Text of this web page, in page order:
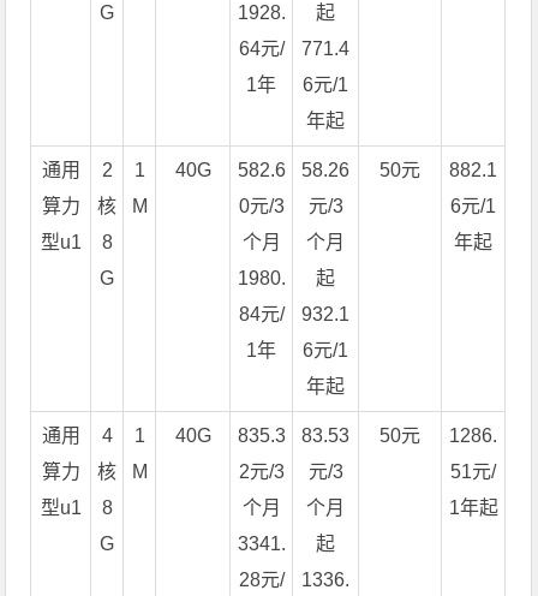
G
1928.
64元/
1年
起
771.4
6元/1
年起
通用
算力
型u1
2
核
8
G
1
M
40G
582.6
0元/3
个月
1980.
84元/
1年
58.26
元/3
个月
起
932.1
6元/1
年起
50元
882.1
6元/1
年起
通用
算力
型u1
4
核
8
G
1
M
40G
835.3
2元/3
个月
3341.
28元/
83.53
元/3
个月
起
1336.
50元
1286.
51元/
1年起